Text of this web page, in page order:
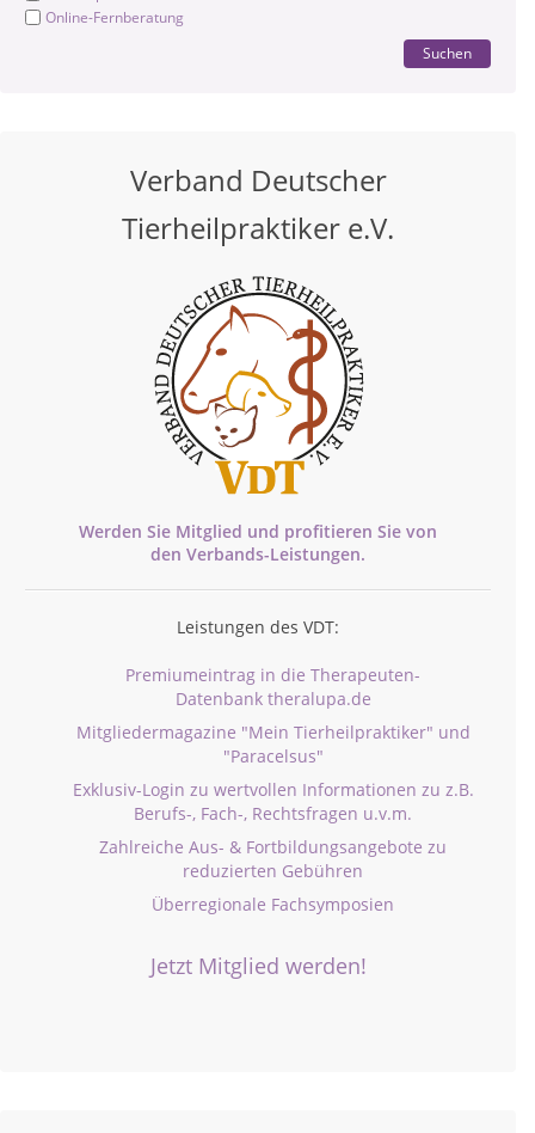
Online-Fernberatung
Suchen
Verband Deutscher
Tierheilpraktiker e.V.
Werden Sie Mitglied und profitieren Sie von
den Verbands-Leistungen.
Leistungen des VDT:
Premiumeintrag in die Therapeuten-
Datenbank theralupa.de
Mitgliedermagazine "Mein Tierheilpraktiker" und
"Paracelsus"
Exklusiv-Login zu wertvollen Informationen zu z.B.
Berufs-, Fach-, Rechtsfragen u.v.m.
Zahlreiche Aus- & Fortbildungsangebote zu
reduzierten Gebühren
Überregionale Fachsymposien
Jetzt Mitglied werden!